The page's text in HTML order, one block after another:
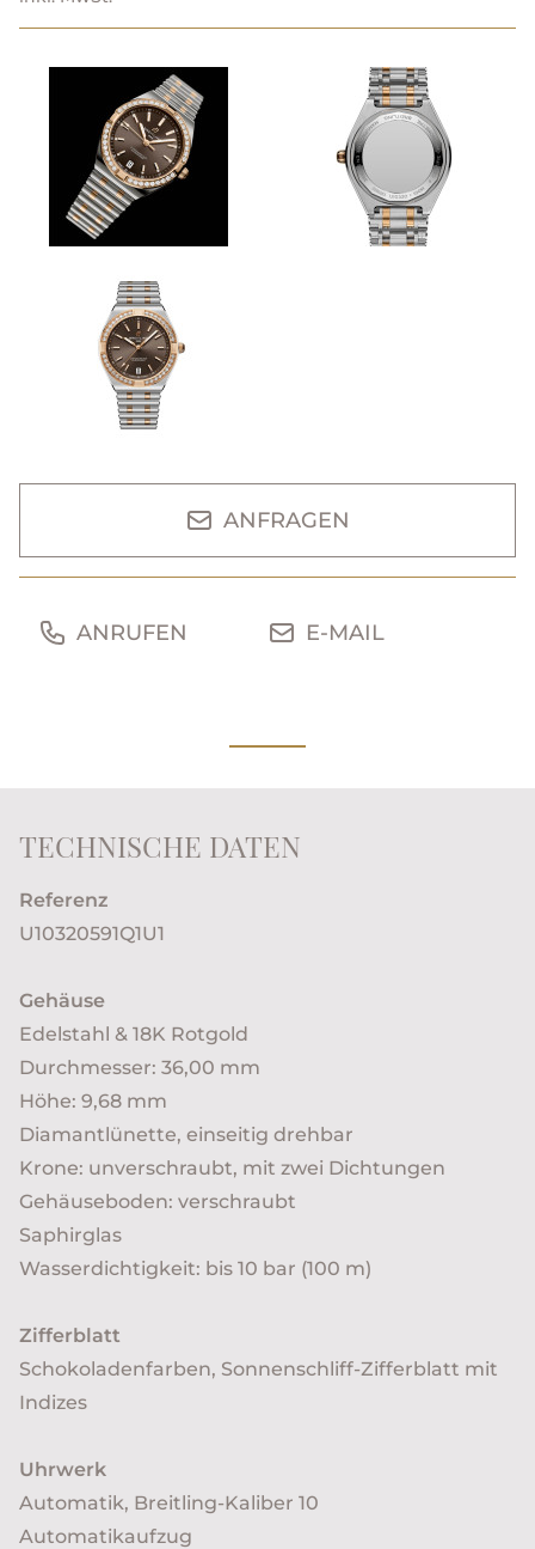
ANFRAGEN
ANRUFEN E-MAIL
TECHNISCHE DATEN
Referenz
U10320591Q1U1
Gehäuse
Edelstahl & 18K Rotgold
Durchmesser: 36,00 mm
Höhe: 9,68 mm
Diamantlünette, einseitig drehbar
Krone: unverschraubt, mit zwei Dichtungen
Gehäuseboden: verschraubt
Saphirglas
Wasserdichtigkeit: bis 10 bar (100 m)
Zifferblatt
Schokoladenfarben, Sonnenschliff-Zifferblatt mit
Indizes
Uhrwerk
Automatik, Breitling-Kaliber 10
Automatikaufzug